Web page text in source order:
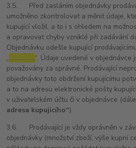
3.5. Před zasláním objednávky
umožněno zkontrolovat a měnit údaje,
kupující vložil, a to i s ohledem na
a opravovat chyby vzniklé při zadávání
Objednávku odešle kupující
„………………“. Údaje uvedené v objednávce
považovány za správné. Prodávající
objednávky toto obdržení kupujícímu
a to na adresu elektronické pošty
v uživatelském účtu či v objednávce
adresa kupujícího“).
3.6. Prodávající je vždy oprávněn v
objednávky (množství zboží, výše kupní